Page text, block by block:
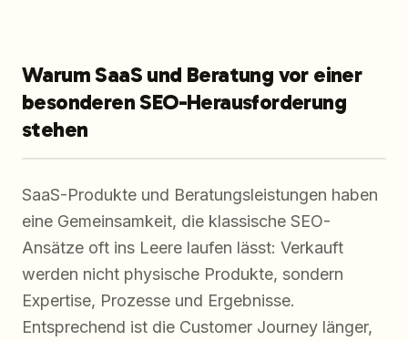
Warum SaaS und Beratung vor einer
besonderen SEO-Herausforderung
stehen
SaaS-Produkte und Beratungsleistungen haben
eine Gemeinsamkeit, die klassische SEO-
Ansätze oft ins Leere laufen lässt: Verkauft
werden nicht physische Produkte, sondern
Expertise, Prozesse und Ergebnisse.
Entsprechend ist die Customer Journey länger,